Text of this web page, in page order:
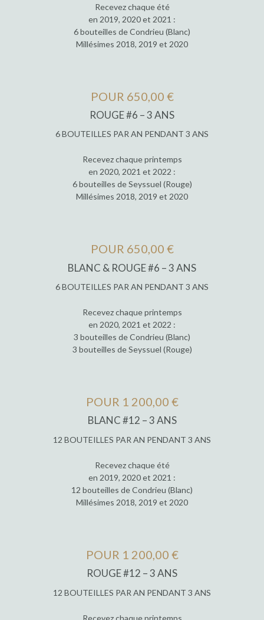
Recevez chaque été
en 2019, 2020 et 2021 :
6 bouteilles de Condrieu (Blanc)
Millésimes 2018, 2019 et 2020
POUR 650,00 €
ROUGE #6 – 3 ANS
6 BOUTEILLES PAR AN PENDANT 3 ANS
Recevez chaque printemps
en 2020, 2021 et 2022 :
6 bouteilles de Seyssuel (Rouge)
Millésimes 2018, 2019 et 2020
POUR 650,00 €
BLANC & ROUGE #6 – 3 ANS
6 BOUTEILLES PAR AN PENDANT 3 ANS
Recevez chaque printemps
en 2020, 2021 et 2022 :
3 bouteilles de Condrieu (Blanc)
3 bouteilles de Seyssuel (Rouge)
POUR 1 200,00 €
BLANC #12 – 3 ANS
12 BOUTEILLES PAR AN PENDANT 3 ANS
Recevez chaque été
en 2019, 2020 et 2021 :
12 bouteilles de Condrieu (Blanc)
Millésimes 2018, 2019 et 2020
POUR 1 200,00 €
ROUGE #12 – 3 ANS
12 BOUTEILLES PAR AN PENDANT 3 ANS
Recevez chaque printemps